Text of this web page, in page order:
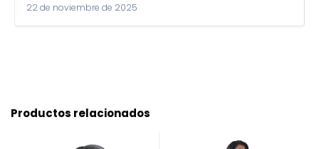
22 de noviembre de 2025
Productos relacionados